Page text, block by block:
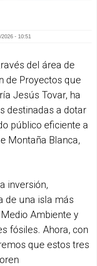
2026 - 10:51
del área de
de Proyectos que
Jesús Tovar, ha
destinadas a dotar
público eficiente a
Montaña Blanca,
inversión,
de una isla más
Ambiente y
fósiles. Ahora, con
que estos tres